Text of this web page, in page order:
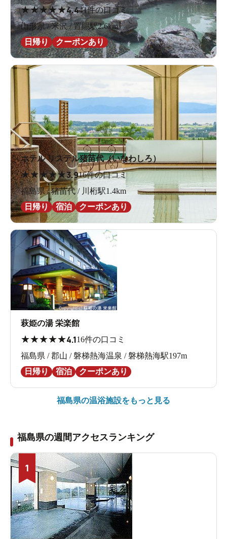
★★★★★4.441件の口コミ
山形県 / 米沢 / 置賜駅2.6km
日帰り
クーポンあり
ホテル リステル猪苗代（いなわしろ）
★★★★★3.916件の口コミ
福島県 / 猪苗代 / 川桁駅1.4km
日帰り
宿泊 クーポンあり
萩姫の湯 栄楽館
★★★★★4.116件の口コミ
福島県 / 郡山 / 磐梯熱海温泉 / 磐梯熱海駅197m
日帰り
宿泊 クーポンあり
福島県の温浴施設をもっと見る
福島県の週間アクセスランキング
1